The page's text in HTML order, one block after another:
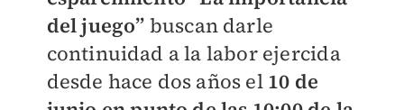
del juego” buscan darle
continuidad a la labor ejercida
desde hace dos años el 10 de